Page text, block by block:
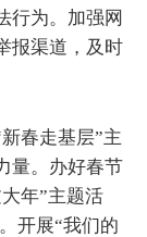
行为。加强网
报渠道，及时
春走基层”主
量。办好春节
年”主题活
开展“我们的